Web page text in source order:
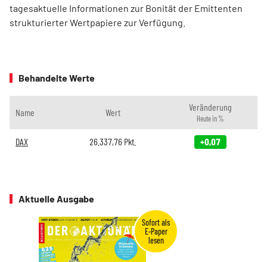
tagesaktuelle Informationen zur Bonität der Emittenten
strukturierter Wertpapiere zur Verfügung.
Behandelte Werte
Name Wert Veränderung
Heute in %
DAX 26.337,76 Pkt. +0,07
Aktuelle Ausgabe